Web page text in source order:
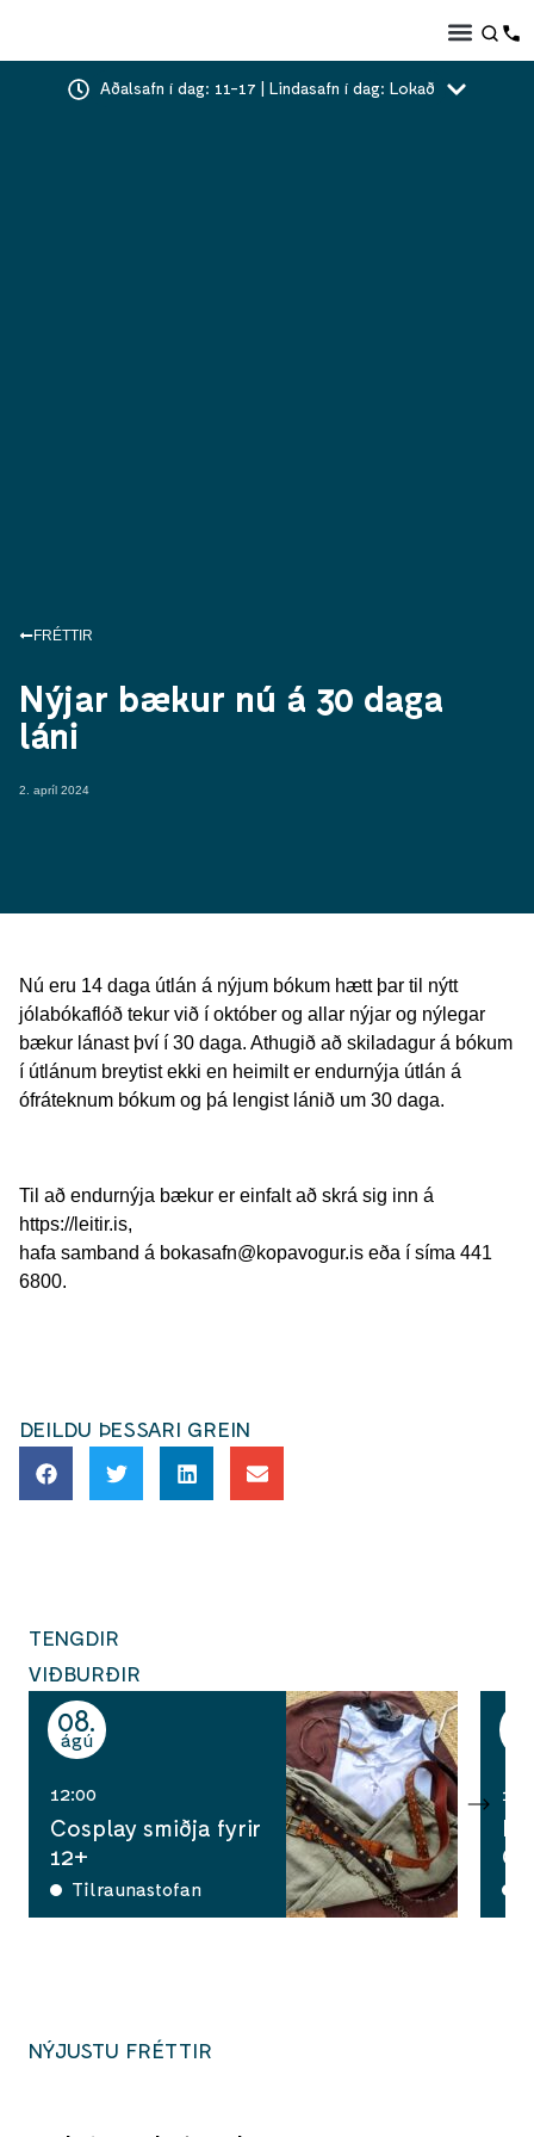
Aðalsafn í dag: 11-17 | Lindasafn í dag: Lokað
FRÉTTIR
Nýjar bækur nú á 30 daga
láni
2. apríl 2024
Nú eru 14 daga útlán á nýjum bókum hætt þar til nýtt
jólabókaflóð tekur við í október og allar nýjar og nýlegar
bækur lánast því í 30 daga. Athugið að skiladagur á bókum
í útlánum breytist ekki en heimilt er endurnýja útlán á
ófráteknum bókum og þá lengist lánið um 30 daga.
Til að endurnýja bækur er einfalt að skrá sig inn á
https://leitir.is,
hafa samband á bokasafn@kopavogur.is eða í síma 441
6800.
DEILDU ÞESSARI GREIN
TENGDIR
VIÐBURÐIR
08
ágú
12:00
Cosplay smiðja fyrir
12+
Tilraunastofan
NÝJUSTU FRÉTTIR